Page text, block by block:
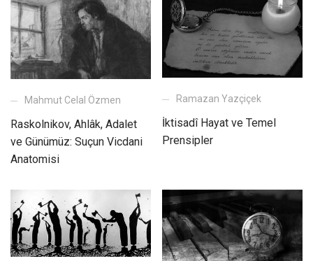
Mahmut Celal Özmen
Raskolnikov, Ahlâk, Adalet
ve Günümüz: Suçun Vicdani
Anatomisi
Ramazan Yazçiçek
İktisadî Hayat ve Temel
Prensipler